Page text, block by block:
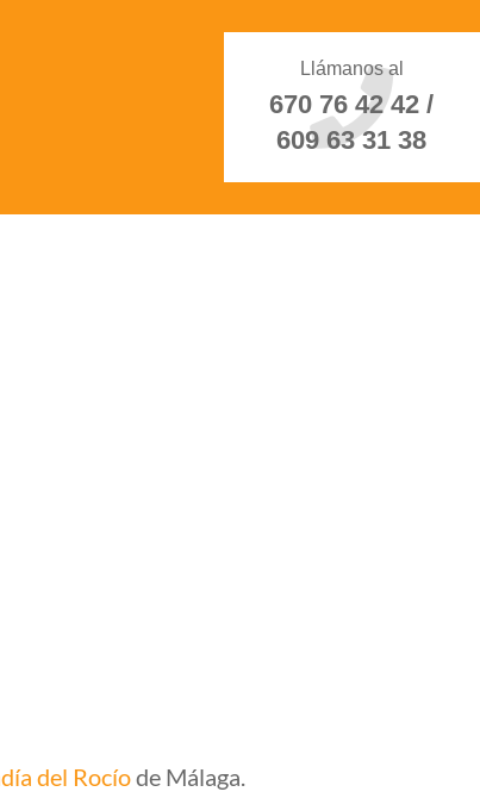
Llámanos al
670 76 42 42 /
609 63 31 38
del Rocíode Málaga.